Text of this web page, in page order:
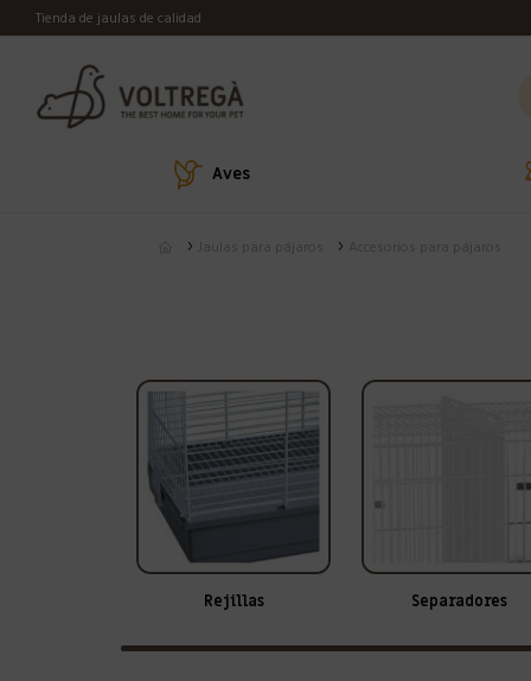
Tienda de jaulas de calidad
Aves
Rejillas Separadores